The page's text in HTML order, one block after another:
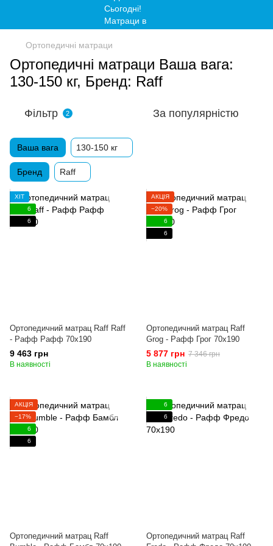
Ортопедичні матраци
Ортопедичні матраци Ваша вага:
130-150 кг, Бренд: Raff
Фільтр 2 За популярністю
Ваша вага 130-150 кг
Бренд Raff
ХІТ
6
6
Ортопедичний матрац Raff Raff
- Рафф Рафф 70x190
9 463 грн
В наявності
АКЦІЯ
−20%
6
6
Ортопедичний матрац Raff
Grog - Рафф Грог 70x190
5 877 грн 7 346 грн
В наявності
АКЦІЯ
−17%
6
6
Ортопедичний матрац Raff
6
6
Ортопедичний матрац Raff